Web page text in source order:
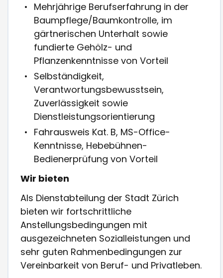
Mehrjährige Berufserfahrung in der
Baumpflege/Baumkontrolle, im
gärtnerischen Unterhalt sowie
fundierte Gehölz- und
Pflanzenkenntnisse von Vorteil
Selbständigkeit,
Verantwortungsbewusstsein,
Zuverlässigkeit sowie
Dienstleistungsorientierung
Fahrausweis Kat. B, MS-Office-
Kenntnisse, Hebebühnen-
Bedienerprüfung von Vorteil
Wir bieten
Als Dienstabteilung der Stadt Zürich
bieten wir fortschrittliche
Anstellungsbedingungen mit
ausgezeichneten Sozialleistungen und
sehr guten Rahmenbedingungen zur
Vereinbarkeit von Beruf- und Privatleben.